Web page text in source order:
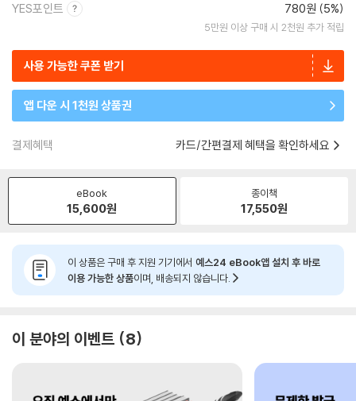
YES포인트 780원 (5%)
5만원 이상 구매 시 2천원 추가 적립
사용 가능한 쿠폰 받기
앱 다운 시 1천원 상품권
결제혜택 카드/간편결제 혜택을 확인하세요
eBook
15,600원
종이책
17,550원
이 상품은 구매 후 지원 기기에서 예스24 eBook앱 설치 후 바로
이용 가능한 상품이며, 배송되지 않습니다.
이 분야의 이벤트 8